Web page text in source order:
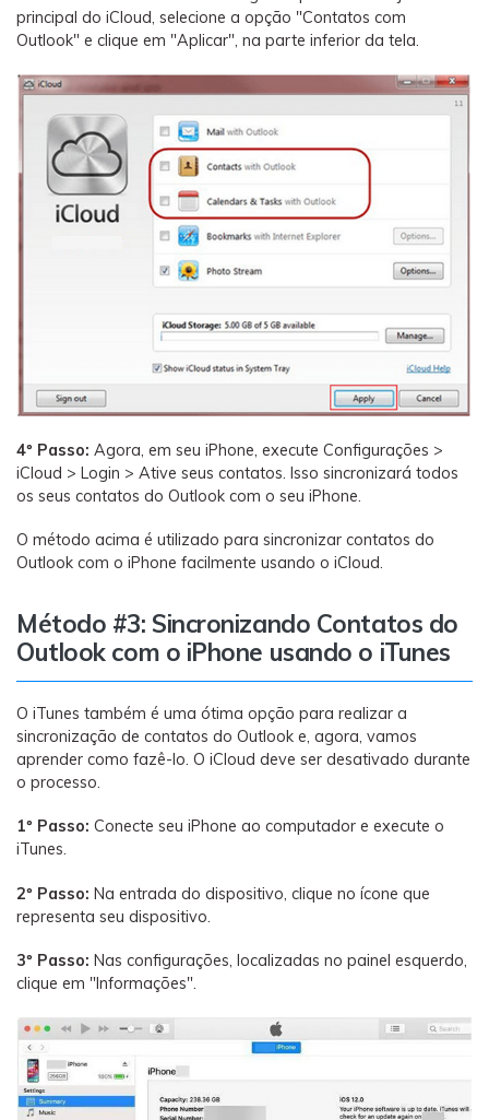
principal do iCloud, selecione a opção "Contatos com
Outlook" e clique em "Aplicar", na parte inferior da tela.
4º Passo: Agora, em seu iPhone, execute Configurações >
iCloud > Login > Ative seus contatos. Isso sincronizará todos
os seus contatos do Outlook com o seu iPhone.
O método acima é utilizado para sincronizar contatos do
Outlook com o iPhone facilmente usando o iCloud.
Método #3: Sincronizando Contatos do
Outlook com o iPhone usando o iTunes
O iTunes também é uma ótima opção para realizar a
sincronização de contatos do Outlook e, agora, vamos
aprender como fazê-lo. O iCloud deve ser desativado durante
o processo.
1º Passo: Conecte seu iPhone ao computador e execute o
iTunes.
2º Passo: Na entrada do dispositivo, clique no ícone que
representa seu dispositivo.
3º Passo: Nas configurações, localizadas no painel esquerdo,
clique em "Informações".